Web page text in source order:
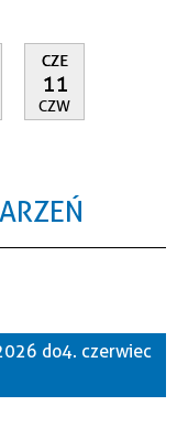
CZE
11
CZW
do 4. czerwiec